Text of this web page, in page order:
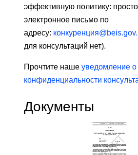
эффективную политику:
электронное письмо по
адресу:
для консультаций нет).
Прочтите наше уведомление о
конфиденциальности
Документы